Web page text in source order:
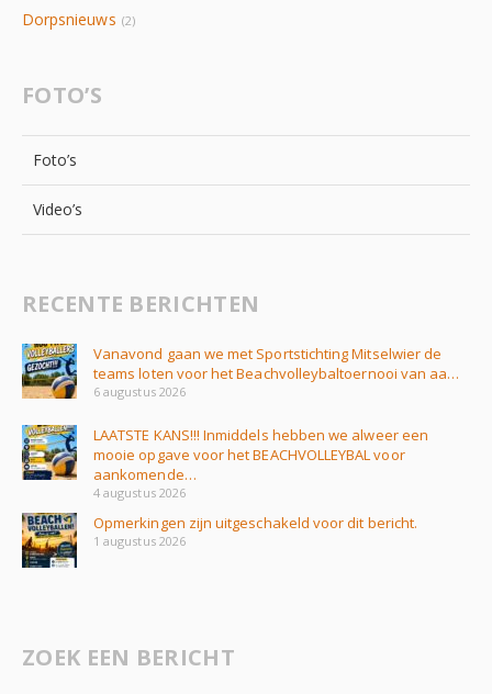
Dorpsnieuws (2)
FOTO’S
Foto’s
Video’s
RECENTE BERICHTEN
Vanavond gaan we met Sportstichting Mitselwier de
teams loten voor het Beachvolleybaltoernooi van aa…
6 augustus 2026
LAATSTE KANS!!! Inmiddels hebben we alweer een
mooie opgave voor het BEACHVOLLEYBAL voor
aankomende…
4 augustus 2026
Opmerkingen zijn uitgeschakeld voor dit bericht.
1 augustus 2026
ZOEK EEN BERICHT